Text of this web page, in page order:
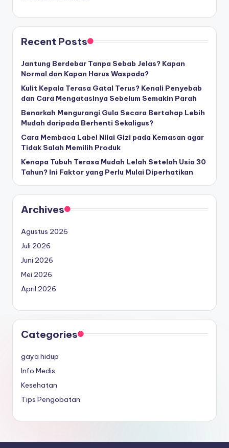
Recent Posts
Jantung Berdebar Tanpa Sebab Jelas? Kapan
Normal dan Kapan Harus Waspada?
Kulit Kepala Terasa Gatal Terus? Kenali Penyebab
dan Cara Mengatasinya Sebelum Semakin Parah
Benarkah Mengurangi Gula Secara Bertahap Lebih
Mudah daripada Berhenti Sekaligus?
Cara Membaca Label Nilai Gizi pada Kemasan agar
Tidak Salah Memilih Produk
Kenapa Tubuh Terasa Mudah Lelah Setelah Usia 30
Tahun? Ini Faktor yang Perlu Mulai Diperhatikan
Archives
Agustus 2026
Juli 2026
Juni 2026
Mei 2026
April 2026
Categories
gaya hidup
Info Medis
Kesehatan
Tips Pengobatan